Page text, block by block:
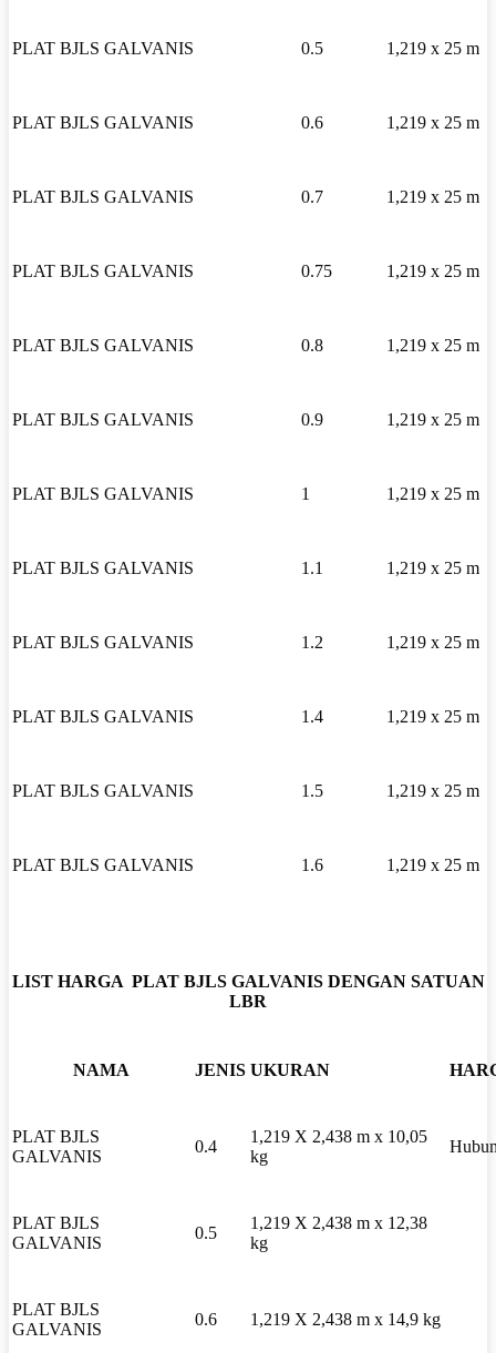
PLAT BJLS GALVANIS 0.5 1,219 x 25 m
PLAT BJLS GALVANIS 0.6 1,219 x 25 m
PLAT BJLS GALVANIS 0.7 1,219 x 25 m
PLAT BJLS GALVANIS 0.75 1,219 x 25 m
PLAT BJLS GALVANIS 0.8 1,219 x 25 m
PLAT BJLS GALVANIS 0.9 1,219 x 25 m
PLAT BJLS GALVANIS 1 1,219 x 25 m
PLAT BJLS GALVANIS 1.1 1,219 x 25 m
PLAT BJLS GALVANIS 1.2 1,219 x 25 m
PLAT BJLS GALVANIS 1.4 1,219 x 25 m
PLAT BJLS GALVANIS 1.5 1,219 x 25 m
PLAT BJLS GALVANIS 1.6 1,219 x 25 m
LIST HARGA PLAT BJLS GALVANIS DENGAN SATUAN
LBR
NAMA JENIS UKURAN
PLAT BJLS
GALVANIS
0.4
1,219 X 2,438 m x 10,05
kg
PLAT BJLS
GALVANIS
0.5
1,219 X 2,438 m x 12,38
kg
PLAT BJLS
GALVANIS
0.6 1,219 X 2,438 m x 14,9 kg